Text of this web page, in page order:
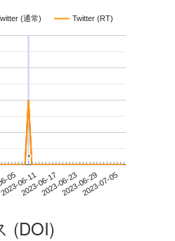
(通常) Twitter (RT)
0506-11
2023-06-172023-06-232023-06-292023-07-05
*
*
(DOI)